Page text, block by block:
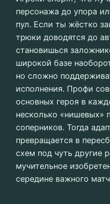
персонажа до упора
пул. Если ты жёстко
трюки доводятся до
становишься
широкой базе
но сложно
исполнения. Профи
основных героя в
несколько «нишевых»
соперников. Тогда
превращается в
схем под чуть другие
мучительное
середине важного